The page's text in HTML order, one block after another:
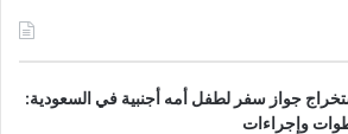
جواز سفر لطفل أمه أجنبية في السعودية:
وإجراءات